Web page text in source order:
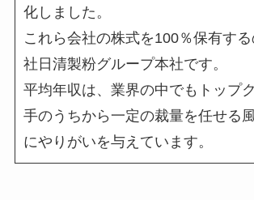
化しました。
これら会社の株式を100％保有す
社日清製粉グループ本社です。
平均年収は、業界の中でもトップ
手のうちから一定の裁量を任せる
にやりがいを与えています。